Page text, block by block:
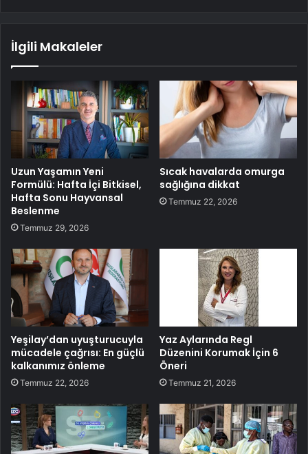
İlgili Makaleler
Uzun Yaşamın Yeni
Formülü: Hafta İçi Bitkisel,
Hafta Sonu Hayvansal
Beslenme
Temmuz 29, 2026
Sıcak havalarda omurga
sağlığına dikkat
Temmuz 22, 2026
Yeşilay’dan uyuşturucuyla
mücadele çağrısı: En güçlü
kalkanımız önleme
Temmuz 22, 2026
Yaz Aylarında Regl
Düzenini Korumak İçin 6
Öneri
Temmuz 21, 2026